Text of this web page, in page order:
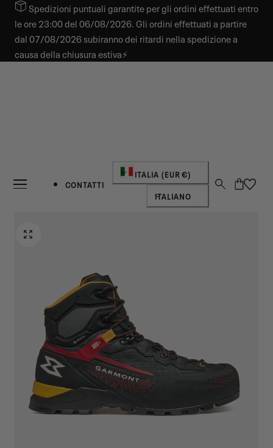
CONTENUTOSpedizioni puntuali garantite per gli ordini effettuati entro
le ore 23:00 del 06/08/2026. Gli ordini effettuati a partire
dal 07/08/2026 subiranno dei ritardi nella spedizione a
causa della chiusura estiva⚡
CONTATTI
Paese/regione
ITALIA (EUR €)
Lingua
ITALIANO
Carrello